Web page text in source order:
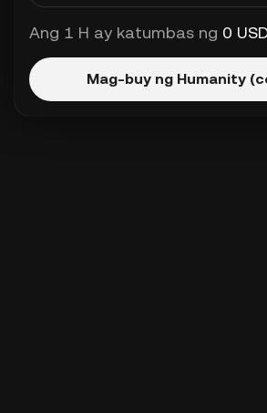
Ang 1 H ay katumbas ng 0
Mag-buy ng Humanity